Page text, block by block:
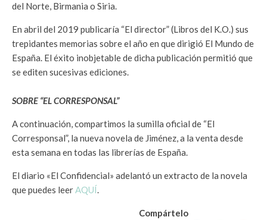
del Norte, Birmania o Siria.
En abril del 2019 publicaría “El director” (Libros del K.O.) sus
trepidantes memorias sobre el año en que dirigió El Mundo de
España. El éxito inobjetable de dicha publicación permitió que
se editen sucesivas ediciones.
SOBRE “EL CORRESPONSAL”
A continuación, compartimos la sumilla oficial de “El
Corresponsal”, la nueva novela de Jiménez, a la venta desde
esta semana en todas las librerías de España.
El diario «El Confidencial» adelantó un extracto de la novela
que puedes leerAQUÍ.
Compártelo